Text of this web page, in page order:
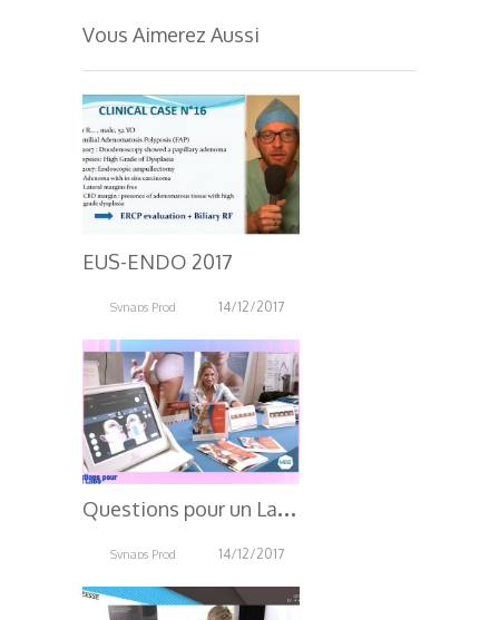
Vous Aimerez Aussi
EUS-ENDO 2017
Synaps Prod 14/12/2017
Q
uestions pour un Labo – MERZ
Synaps Prod 14/12/2017